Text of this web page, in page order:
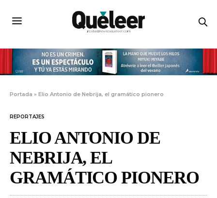
Portada »Elio Antonio de Nebrija, el gramático pionero
REPORTAJES
ELIO ANTONIO DE
NEBRIJA, EL
GRAMÁTICO PIONERO